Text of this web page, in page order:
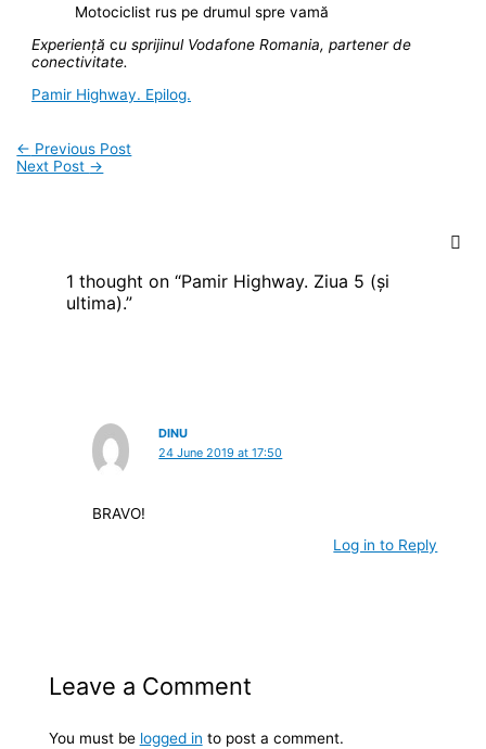
Motociclist rus pe drumul spre vamă
Experiență cu sprijinul Vodafone Romania, partener de
conectivitate.
Pamir Highway. Epilog.
← Previous Post
Next Post →
1 thought on “Pamir Highway. Ziua 5 (și
ultima).”
DINU
24 June 2019 at 17:50
BRAVO!
Log in to Reply
Leave a Comment
You must be logged in to post a comment.